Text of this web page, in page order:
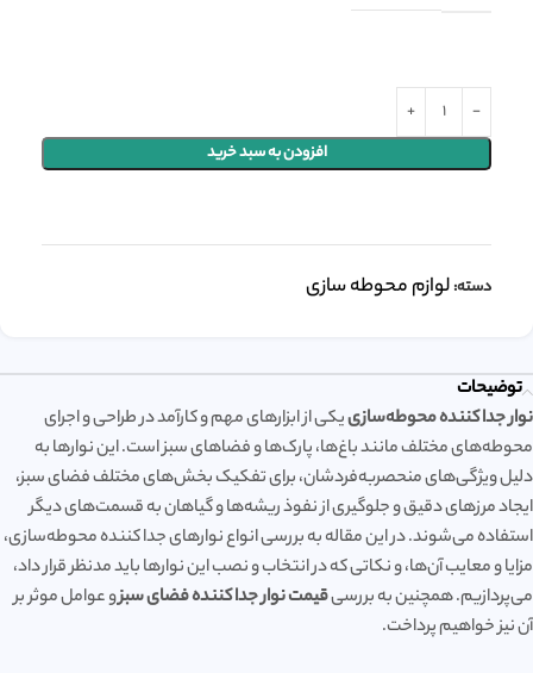
افزودن به سبد خرید
دسته:لوازم محوطه سازی
توضیحات
نوار جدا کننده محوطه‌سازییکی از ابزارهای مهم و کارآمد در طراحی و اجرای
محوطه‌های مختلف مانند باغ‌ها، پارک‌ها و فضاهای سبز است. این نوارها به
دلیل ویژگی‌های منحصربه‌فردشان، برای تفکیک بخش‌های مختلف فضای سبز،
ایجاد مرزهای دقیق و جلوگیری از نفوذ ریشه‌ها و گیاهان به قسمت‌های دیگر
استفاده می‌شوند. در این مقاله به بررسی انواع نوارهای جدا کننده محوطه‌سازی،
مزایا و معایب آن‌ها، و نکاتی که در انتخاب و نصب این نوارها باید مدنظر قرار داد،
می‌پردازیم. همچنین به بررسیقیمت نوار جدا کننده فضای سبزو عوامل موثر بر
آن نیز خواهیم پرداخت.